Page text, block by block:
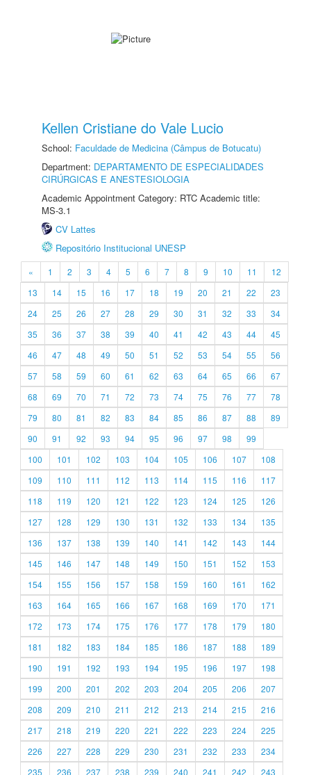
Kellen Cristiane do Vale Lucio
School: Faculdade de Medicina (Câmpus de Botucatu)
Department: DEPARTAMENTO DE ESPECIALIDADES
CIRÚRGICAS E ANESTESIOLOGIA
Academic Appointment Category: RTC Academic title:
MS-3.1
CV Lattes
Repositório Institucional UNESP
« 1 2 3 4 5 6 7 8 9 10 11
12
13
14 15 16 17 18 19 20 21 22
23
24
25 26 27 28 29 30 31 32 33
34
35
36 37 38 39 40 41 42 43 44
45
46
47 48 49 50 51 52 53 54 55
56
57
58 59 60 61 62 63 64 65 66
67
68
69 70 71 72 73 74 75 76 77
78
79
80 81 82 83 84 85 86 87 88
89
90
91 92 93 94 95 96 97 98
99
100
101 102 103 104 105 106 107
108
109
110 111 112 113 114 115 116
117
118
119 120 121 122 123 124 125
126
127
128 129 130 131 132 133 134
135
136
137 138 139 140 141 142 143
144
145
146 147 148 149 150 151 152
153
154
155 156 157 158 159 160 161
162
163
164 165 166 167 168 169 170
171
172
173 174 175 176 177 178 179
180
181
182 183 184 185 186 187 188
189
190
191 192 193 194 195 196 197
198
199
200 201 202 203 204 205 206
207
208
209 210 211 212 213 214 215
216
217
218 219 220 221 222 223 224
225
226
227 228 229 230 231 232 233
234
235
236 237 238 239 240 241 242 243